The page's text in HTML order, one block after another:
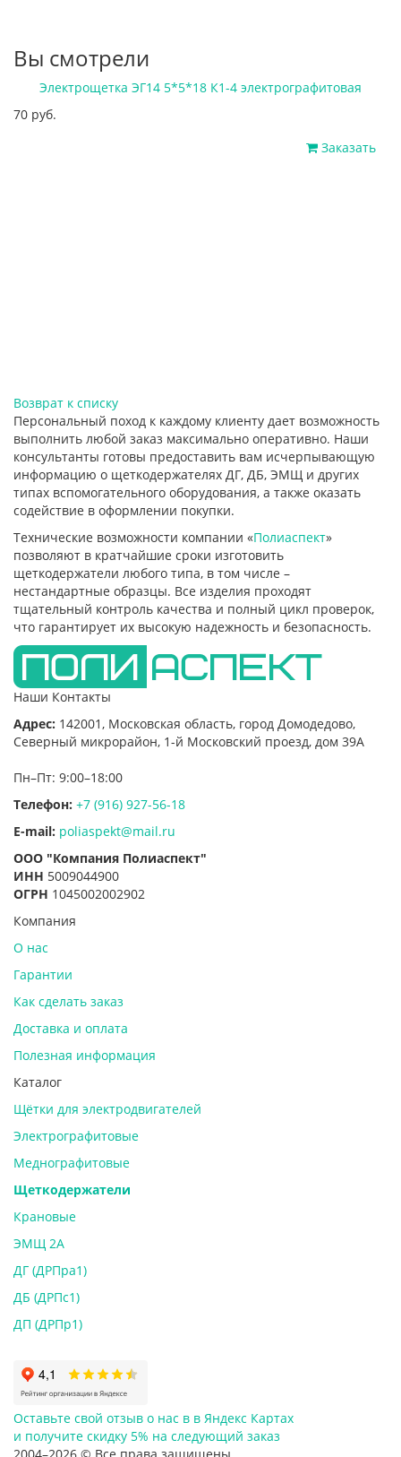
Вы смотрели
Электрощетка ЭГ14 5*5*18 К1-4 электрографитовая
70 руб.
Заказать
Возврат к списку
Персональный поход к каждому клиенту дает возможность
выполнить любой заказ максимально оперативно. Наши
консультанты готовы предоставить вам исчерпывающую
информацию о щеткодержателях ДГ, ДБ, ЭМЩ и других
типах вспомогательного оборудования, а также оказать
содействие в оформлении покупки.
Технические возможности компании «Полиаспект»
позволяют в кратчайшие сроки изготовить
щеткодержатели любого типа, в том числе –
нестандартные образцы. Все изделия проходят
тщательный контроль качества и полный цикл проверок,
что гарантирует их высокую надежность и безопасность.
Наши Контакты
Адрес: 142001, Московская область, город Домодедово,
Северный микрорайон, 1-й Московский проезд, дом 39А
Пн–Пт: 9:00–18:00
Телефон: +7 (916) 927-56-18
E-mail: poliaspekt@mail.ru
ООО "Компания Полиаспект"
ИНН 5009044900
ОГРН 1045002002902
Компания
О нас
Гарантии
Как сделать заказ
Доставка и оплата
Полезная информация
Каталог
Щётки для электродвигателей
Электрографитовые
Меднографитовые
Щеткодержатели
Крановые
ЭМЩ 2А
ДГ (ДРПра1)
ДБ (ДРПс1)
ДП (ДРПр1)
Оставьте свой отзыв о нас в в Яндекс Картах
и получите скидку 5% на следующий заказ
2004–2026 © Все права защищены